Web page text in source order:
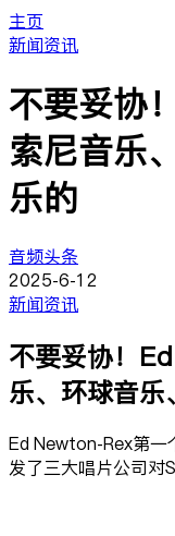
主页
新闻资讯
不要妥协
索尼音乐
乐的
音频头条
2025-6-12
新闻资讯
不要妥协！
乐、环球音
Ed Newton-Rex第一
发了三大唱片公司对